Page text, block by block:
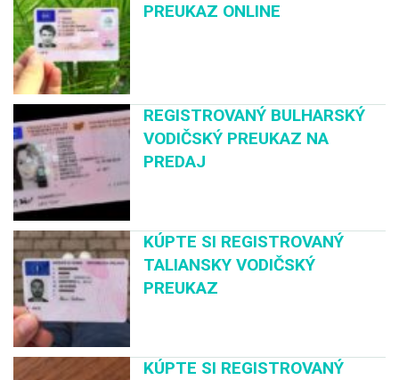
PREUKAZ ONLINE
REGISTROVANÝ BULHARSKÝ
VODIČSKÝ PREUKAZ NA
PREDAJ
KÚPTE SI REGISTROVANÝ
TALIANSKY VODIČSKÝ
PREUKAZ
KÚPTE SI REGISTROVANÝ